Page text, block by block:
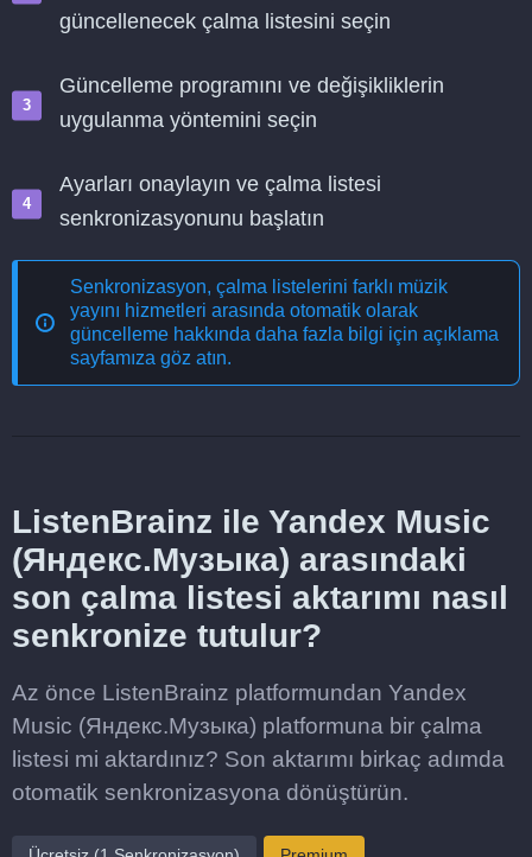
güncellenecek çalma listesini seçin
Güncelleme programını ve değişikliklerin
uygulanma yöntemini seçin
Ayarları onaylayın ve çalma listesi
senkronizasyonunu başlatın
Senkronizasyon, çalma listelerini farklı müzik
yayını hizmetleri arasında otomatik olarak
güncelleme hakkında daha fazla bilgi için açıklama
sayfamıza göz atın.
ListenBrainz ile Yandex Music
(Яндекс.Музыка) arasındaki
son çalma listesi aktarımı nasıl
senkronize tutulur?
Az önce ListenBrainz platformundan Yandex
Music (Яндекс.Музыка) platformuna bir çalma
listesi mi aktardınız? Son aktarımı birkaç adımda
otomatik senkronizasyona dönüştürün.